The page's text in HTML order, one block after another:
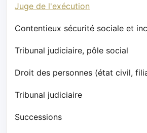
Juge de l'exécution
Contentieux sécurité sociale et
Tribunal judiciaire, pôle social
Droit des personnes (état civil,
Tribunal judiciaire
Successions